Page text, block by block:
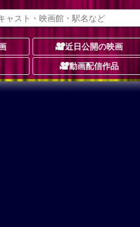
近日公開の映画
動画配信作品